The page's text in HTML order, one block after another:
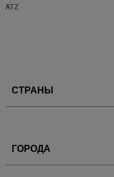
ATZ
СТРАНЫ
ГОРОДА